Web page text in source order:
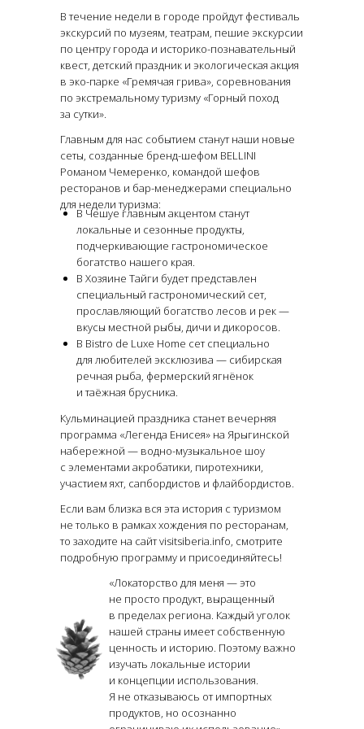
В течение недели в городе пройдут фестиваль
экскурсий по музеям, театрам, пешие экскурсии
по центру города и историко-познавательный
квест, детский праздник и экологическая акция
в эко-парке «Гремячая грива», соревнования
по экстремальному туризму «Горный поход
за сутки».
Кульминацией праздника станет вечерняя
программа «Легенда Енисея» на Ярыгинской
набережной — водно-музыкальное шоу
с элементами акробатики, пиротехники,
участием яхт, сапбордистов и флайбордистов.
Если вам близка вся эта история с туризмом
не только в рамках хождения по ресторанам,
то заходите на сайт visitsiberia.info, смотрите
подробную программу и присоединяйтесь!
«Локаторство для меня — это
не просто продукт, выращенный
в пределах региона. Каждый уголок
нашей страны имеет собственную
ценность и историю. Поэтому важно
изучать локальные истории
и концепции использования.
Я не отказываюсь от импортных
продуктов, но осознанно
В Чешуе главным акцентом станут
локальные и сезонные продукты,
подчеркивающие гастрономическое
богатство нашего края.
В Хозяине Тайги будет представлен
специальный гастрономический сет,
прославляющий богатство лесов и рек —
вкусы местной рыбы, дичи и дикоросов.
В Bistro de Luxe Home сет специально
для любителей эксклюзива — сибирская
речная рыба, фермерский ягнёнок
и таёжная брусника.
Главным для нас событием станут наши новые
сеты, созданные бренд-шефом BELLINI
Романом Чемеренко, командой шефов
ресторанов и бар-менеджерами специально
для недели туризма: